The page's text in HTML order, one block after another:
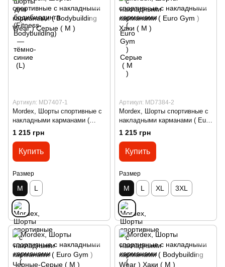
Артикул: MD7407-1
Mordex, Шорты спортивные с
накладными карманами (
Bodybuilding Wear ) Серые ( M
1 215 грн
Купить
Размер
M L
Артикул: MD7384-2
Mordex, Шорты спортивные с
накладными карманами ( Euro
Gym ) Хаки ( M )
1 215 грн
Купить
Размер
M L XL 3XL